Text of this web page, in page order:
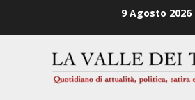
9 Agosto 2026